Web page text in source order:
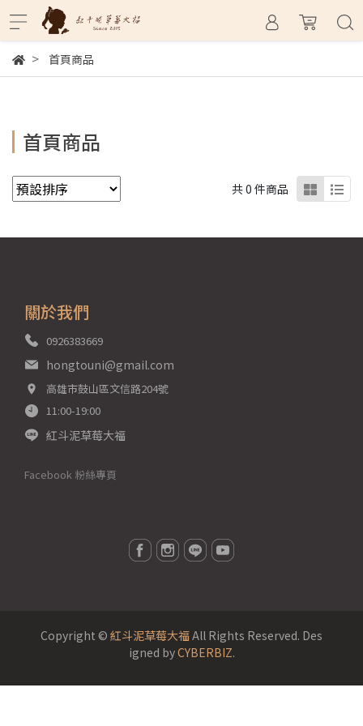
首頁商品
首頁商品
共 0 件商品
關於我們
0926383669
hongtouni@gmail.com
高雄市鼓山區文信路204號
11:00-19:00
紅斗泥草莓大福
Facebook 粉絲專頁
Copyright © 紅斗泥草莓大福All Rights Reserved. Des
igned byCYBERBIZ.